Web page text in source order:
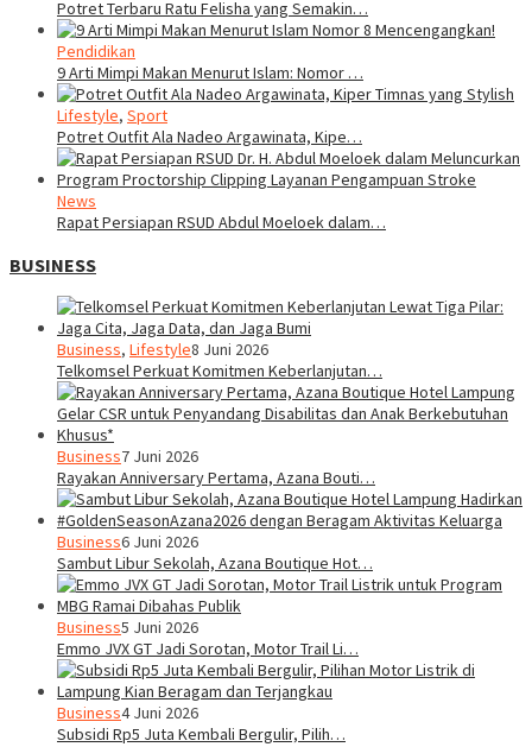
Potret Terbaru Ratu Felisha yang Semakin…
Pendidikan
9 Arti Mimpi Makan Menurut Islam: Nomor …
Lifestyle, Sport
Potret Outfit Ala Nadeo Argawinata, Kipe…
News
Rapat Persiapan RSUD Abdul Moeloek dalam…
BUSINESS
Business, Lifestyle8 Juni 2026
Telkomsel Perkuat Komitmen Keberlanjutan…
Business7 Juni 2026
Rayakan Anniversary Pertama, Azana Bouti…
Business6 Juni 2026
Sambut Libur Sekolah, Azana Boutique Hot…
Business5 Juni 2026
Emmo JVX GT Jadi Sorotan, Motor Trail Li…
Business4 Juni 2026
Subsidi Rp5 Juta Kembali Bergulir, Pilih…